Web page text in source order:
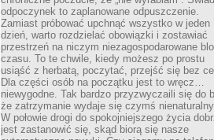
odpoczynek to zaplanowane odpuszczenie.
Zamiast próbować upchnąć wszystko w jeden
dzień, warto rozdzielać obowiązki i zostawiać
przestrzeń na niczym niezagospodarowane
czasu. To te chwile, kiedy możesz po prostu
usiąść z herbatą, poczytać, przejść się bez
Dla części osób na początku jest to wręcz…
niewygodne. Tak bardzo przyzwyczaili się do
że zatrzymanie wydaje się czymś
W połowie drogi do spokojniejszego życia
jest zastanowić się, skąd biorą się nasze